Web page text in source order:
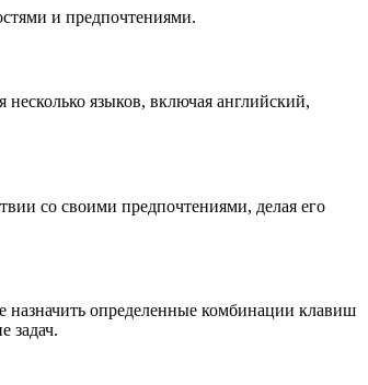
и предпочтениями.
языков, включая английский,
со своими предпочтениями, делая его
назначить определенные комбинации клавиш
задач.